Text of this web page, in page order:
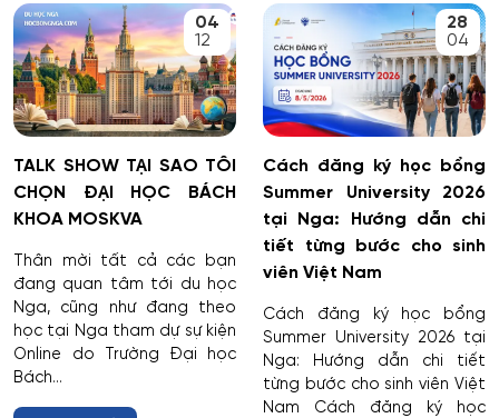
04
12
TALK SHOW TẠI SAO TÔI
CHỌN ĐẠI HỌC BÁCH
KHOA MOSKVA
Thân mời tất cả các bạn
đang quan tâm tới du học
Nga, cũng như đang theo
học tại Nga tham dự sự kiện
Online do Trường Đại học
Bách...
28
04
Cách đăng ký học bổng
Summer University 2026
tại Nga: Hướng dẫn chi
tiết từng bước cho sinh
viên Việt Nam
Cách đăng ký học bổng
Summer University 2026 tại
Nga: Hướng dẫn chi tiết
từng bước cho sinh viên Việt
Nam Cách đăng ký học